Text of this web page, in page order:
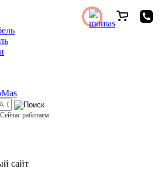
Сейчас работаем